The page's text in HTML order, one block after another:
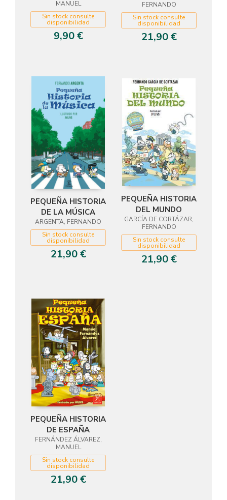
MANUEL
Sin stock consulte
disponibilidad
9,90 €
FERNANDO
Sin stock consulte
disponibilidad
21,90 €
PEQUEÑA HISTORIA
DE LA MÚSICA
ARGENTA, FERNANDO
Sin stock consulte
disponibilidad
21,90 €
PEQUEÑA HISTORIA
DEL MUNDO
GARCÍA DE CORTÁZAR,
FERNANDO
Sin stock consulte
disponibilidad
21,90 €
PEQUEÑA HISTORIA
DE ESPAÑA
FERNÁNDEZ ÁLVAREZ,
MANUEL
Sin stock consulte
disponibilidad
21,90 €